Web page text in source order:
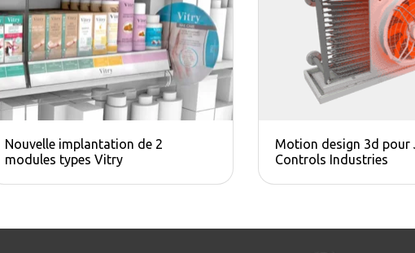
Nouvelle implantation de 2
modules types Vitry
Motion design 3d pour
Controls Industries